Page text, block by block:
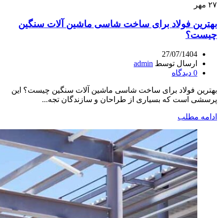
۲۷ مهر
بهترین فولاد برای ساخت شاسی ماشین‌ آلات سنگین
چیست؟
27/07/1404
ارسال توسط admin
0 دیدگاه
بهترین فولاد برای ساخت شاسی ماشین‌ آلات سنگین چیست؟ این
پرسشی است که بسیاری از طراحان و سازندگان تجه...
ادامه مطلب